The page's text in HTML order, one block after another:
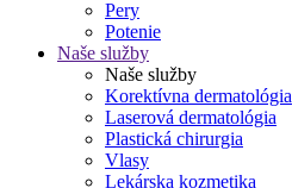
Pery
Potenie
Naše služby
Naše služby
Korektívna dermatológia
Laserová dermatológia
Plastická chirurgia
Vlasy
Lekárska kozmetika